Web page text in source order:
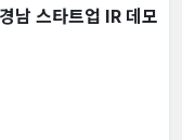
남 스타트업 IR 데모